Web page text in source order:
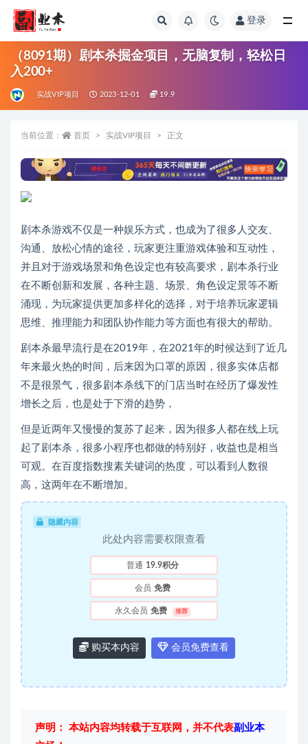
登录
（8091期）剧本杀掘金项目，无脑复制，轻松日
入200+
实战VIP项目 2023-12-01 19.9
当前位置： 首页 实战VIP项目 正文
剧本杀游戏不仅是一种娱乐方式，也成为了很多人交友、
沟通、放松心情的途径，玩家更注重游戏体验和互动性，
并且对于游戏场景和角色设定也有较高要求，剧本杀行业
在不断创新和发展，各种主题、场景、角色设定景等不断
涌现，为玩家提供更加多样化的选择，对于培养玩家逻辑
思维、推理能力和团队协作能力等方面也有很大的帮助。
剧本杀最早流行是在2019年，在2021年的时候达到了近几
年来最火热的时间，后来因为口罩的原因，很多实体店都
不是很景气，很多剧本杀线下的门店当时在经历了爆发性
增长之后，也是处于下滑的趋势，
但是近两年又慢慢的复苏了起来，因为很多人都在线上玩
起了剧本杀，很多小程序也都做的特别好，收益也是相当
可观。在百度指数搜素关键词的热度，可以看到人数很
高，这两年在不断增加。
隐藏内容
此处内容需要权限查看
普通 19.9积分
会员 免费
永久会员 免费 推荐
购买本内容 会员免费查看
声明： 本站内容均转载于互联网，并不代表副业本